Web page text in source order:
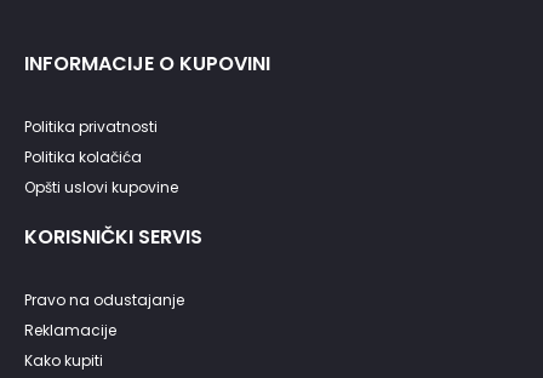
INFORMACIJE O KUPOVINI
Politika privatnosti
Politika kolačića
Opšti uslovi kupovine
KORISNIČKI SERVIS
Pravo na odustajanje
Reklamacije
Kako kupiti